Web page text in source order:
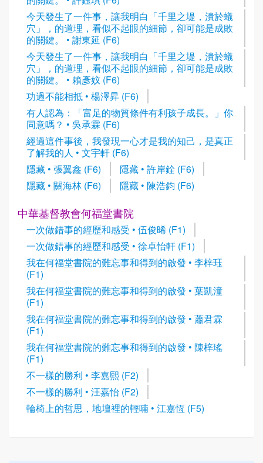
今天發生了一件事，讓我明白「千里之堤，潰於蟻
穴」，的道理，看似不起眼的細節，卻可能是成敗
的關鍵。 • 謝東延 (F6)
今天發生了一件事，讓我明白「千里之堤，潰於蟻
穴」，的道理，看似不起眼的細節，卻可能是成敗
的關鍵。 • 賴彥妏 (F6)
功過不能相抵 • 楊澤昇 (F6)
有人認為：「富足的物質條件有利孩子成長。」你
同意嗎？ • 吳承霖 (F6)
經過這件事後，我發現一心才是我的知己，是真正
了解我的人 • 文宇軒 (F6)
隱藏 • 張翼鑫 (F6)
隱藏 • 許岸銓 (F6)
隱藏 • 關海林 (F6)
隱藏 • 陳浩鈞 (F6)
中華基督教會何福堂書院
一次做錯事的經歷和感受 • 伍俊晞 (F1)
一次做錯事的經歷和感受 • 徐卓怡軒 (F1)
我在何福堂書院的難忘事和得到的啟發 • 李梓珏
(F1)
我在何福堂書院的難忘事和得到的啟發 • 葉凱潼
(F1)
我在何福堂書院的難忘事和得到的啟發 • 蕭君霖
(F1)
我在何福堂書院的難忘事和得到的啟發 • 陳梓瑤
(F1)
不一樣的勝利 • 李嘉熙 (F2)
不一樣的勝利 • 汪嘉怡 (F2)
輪椅上的哲思，地壇裡的輕喃 • 江嘉恆 (F5)